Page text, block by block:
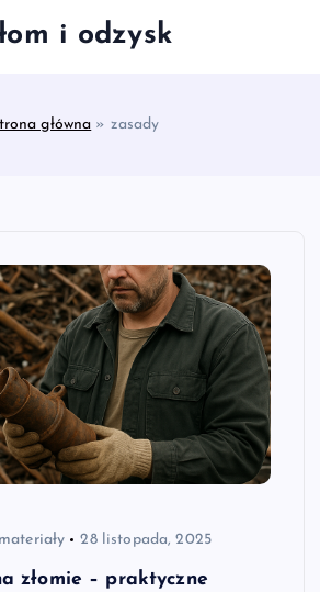
i odzysk
główna » zasady
materiały 28 listopada, 2025
złomie – praktyczne